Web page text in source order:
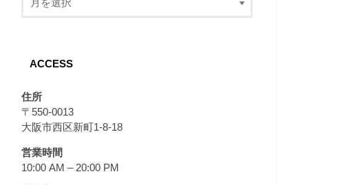
ACCESS
住所
〒550-0013
大阪市西区新町1-8-18
営業時間
10:00 AM – 20:00 PM